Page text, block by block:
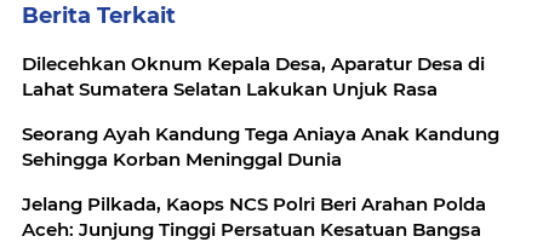
Berita Terkait
Dilecehkan Oknum Kepala Desa, Aparatur Desa di
Lahat Sumatera Selatan Lakukan Unjuk Rasa
Seorang Ayah Kandung Tega Aniaya Anak Kandung
Sehingga Korban Meninggal Dunia
Jelang Pilkada, Kaops NCS Polri Beri Arahan Polda
Aceh: Junjung Tinggi Persatuan Kesatuan Bangsa